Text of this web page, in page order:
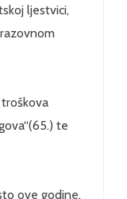
ljestvici,
te
ove godine.